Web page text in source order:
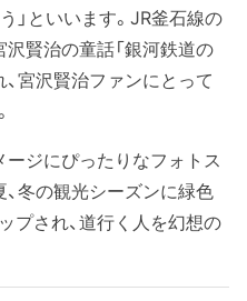
」といいます。JR釜石線の
賢治の童話「銀河鉄道の
宮沢賢治ファンにとって
ージにぴったりなフォトス
冬の観光シーズンに緑色
プされ、道行く人を幻想の